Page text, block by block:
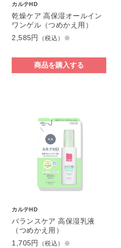
カルテHD
乾燥ケア 高保湿オールイン
ワンゲル（つめかえ用）
2,585円
（税込）※
商品を購入する
カルテHD
バランスケア 高保湿乳液
（つめかえ用）
1,705円
（税込）※